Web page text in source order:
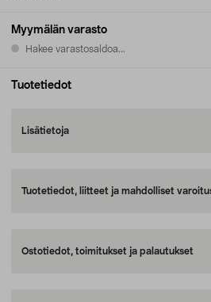
Myymälän varasto
Hakee varastosaldoa...
Tuotetiedot
Lisätietoja
Tuotetiedot, liitteet ja mahdolliset
Ostotiedot, toimitukset ja palautukset